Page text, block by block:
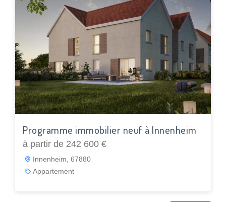
Programme immobilier neuf à Innenheim
à partir de 242 600 €
Innenheim, 67880
Appartement